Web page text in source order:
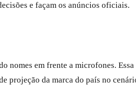
e façam os anúncios oficiais.
nomes em frente a microfones.
projeção da marca do país no